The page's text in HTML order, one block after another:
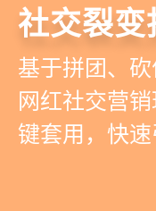
美容美发
店务+拓客
美发门店经
高效管理
提供从会员
务全流程一
管理效率，
社交裂变
基于拼团、
网红社交营
键套用，快
小程序商
小程序链接
通线上线下
能社交裂变